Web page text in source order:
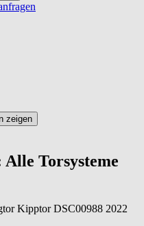
zeigen
Torsysteme